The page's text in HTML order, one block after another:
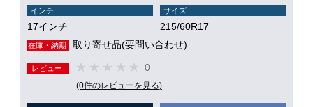
インチ
17インチ
サイズ
215/60R17
在庫・納期 取り寄せ品(要問い合わせ)
レビュー 0
(0件のレビューを見る)